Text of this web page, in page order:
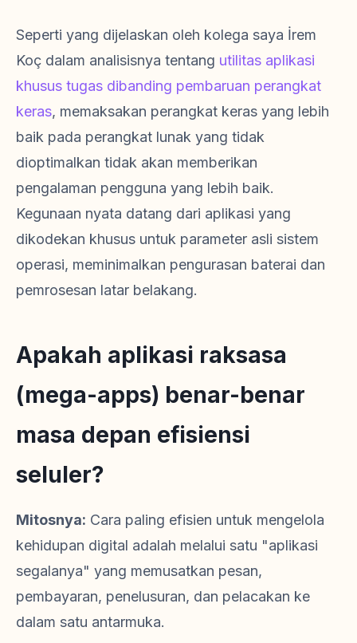
Seperti yang dijelaskan oleh kolega saya İrem
Koç dalam analisisnya tentang utilitas aplikasi
khusus tugas dibanding pembaruan perangkat
keras, memaksakan perangkat keras yang lebih
baik pada perangkat lunak yang tidak
dioptimalkan tidak akan memberikan
pengalaman pengguna yang lebih baik.
Kegunaan nyata datang dari aplikasi yang
dikodekan khusus untuk parameter asli sistem
operasi, meminimalkan pengurasan baterai dan
pemrosesan latar belakang.
Apakah aplikasi raksasa
(mega-apps) benar-benar
masa depan efisiensi
seluler?
Mitosnya: Cara paling efisien untuk mengelola
kehidupan digital adalah melalui satu "aplikasi
segalanya" yang memusatkan pesan,
pembayaran, penelusuran, dan pelacakan ke
dalam satu antarmuka.